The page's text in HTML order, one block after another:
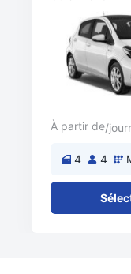
À partir de/
4 4